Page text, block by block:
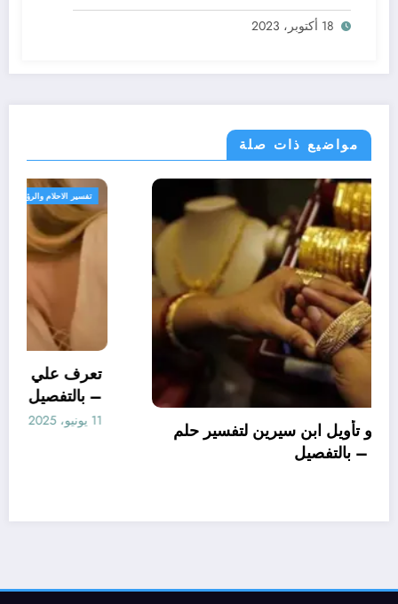
18 أكتوبر، 2023
مواضيع ذات صلة
تفسير الاحلام والرؤى
تعرف علي – ما هو تأويل ابن سيرين لتفسير حلم
الاساور للمتزوجة؟ – بالتفصيل